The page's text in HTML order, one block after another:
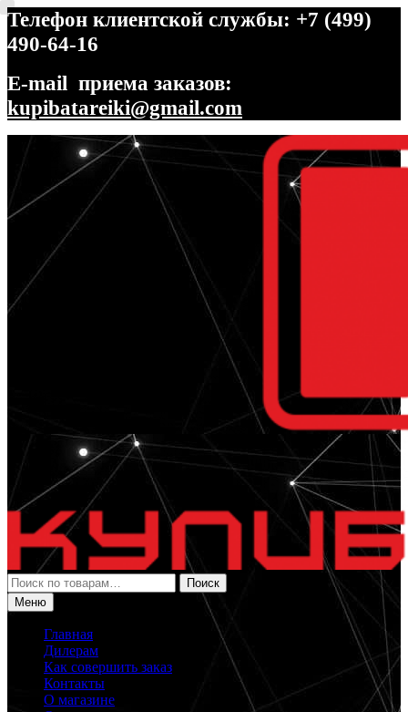
Телефон клиентской службы: +7 (499)
490-64-16
E-mail приема заказов:
kupibatareiki@gmail.com
Перейти
навигации
Перейти
содержимому
Искать:
Поиск
Меню
Главная
Дилерам
Как совершить заказ
Контакты
О магазине